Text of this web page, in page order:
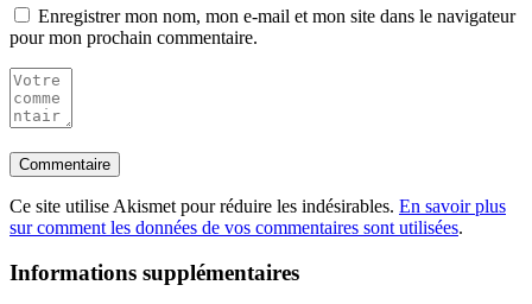
Enregistrer mon nom, mon e-mail et mon site dans le navigateur
pour mon prochain commentaire.
Ce site utilise Akismet pour réduire les indésirables. En savoir plus
sur comment les données de vos commentaires sont utilisées.
Informations supplémentaires